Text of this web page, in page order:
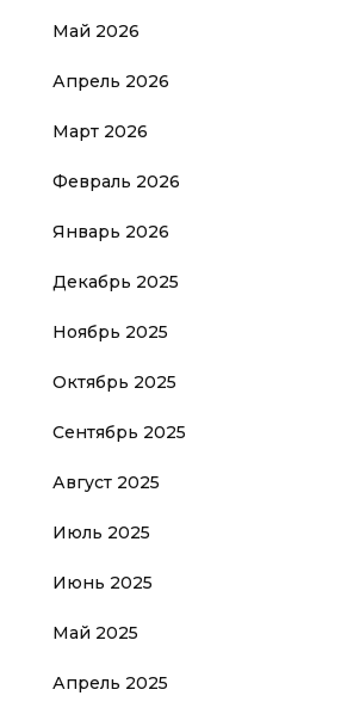
Май 2026
Апрель 2026
Март 2026
Февраль 2026
Январь 2026
Декабрь 2025
Ноябрь 2025
Октябрь 2025
Сентябрь 2025
Август 2025
Июль 2025
Июнь 2025
Май 2025
Апрель 2025